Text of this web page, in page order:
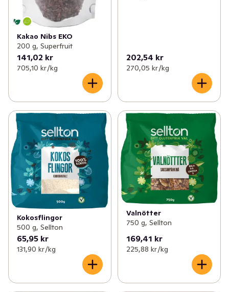
Kakao Nibs EKO
200 g, Superfruit
141,02 kr
705,10 kr /kg
202,54 kr
270,05 kr /kg
Kokosflingor
500 g, Sellton
65,95 kr
131,90 kr /kg
Valnötter
750 g, Sellton
169,41 kr
225,88 kr /kg